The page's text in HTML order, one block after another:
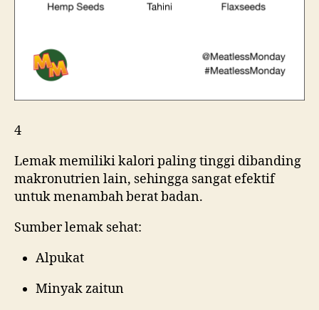
4
Lemak memiliki kalori paling tinggi dibanding
makronutrien lain, sehingga sangat efektif
untuk menambah berat badan.
Sumber lemak sehat:
Alpukat
Minyak zaitun